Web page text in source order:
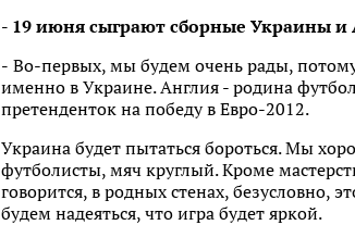
- 19 июня сыграют сборные Украины и
- Во-первых, мы будем очень рады,
именно в Украине. Англия - родина
претенденток на победу в Евро-2012.
Украина будет пытаться бороться. Мы
футболисты, мяч круглый. Кроме
говорится, в родных стенах, безусловно,
будем надеяться, что игра будет яркой.